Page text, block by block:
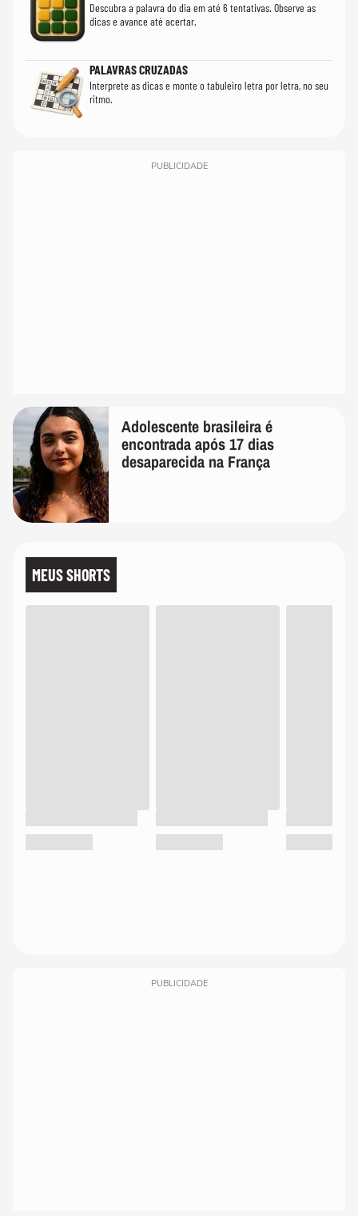
Descubra a palavra do dia em até 6 tentativas. Observe as
dicas e avance até acertar.
PALAVRAS CRUZADAS
Interprete as dicas e monte o tabuleiro letra por letra, no seu
ritmo.
PUBLICIDADE
Adolescente brasileira é
encontrada após 17 dias
desaparecida na França
MEUS SHORTS
PUBLICIDADE